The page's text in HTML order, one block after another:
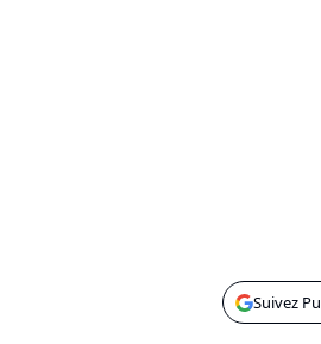
Suivez